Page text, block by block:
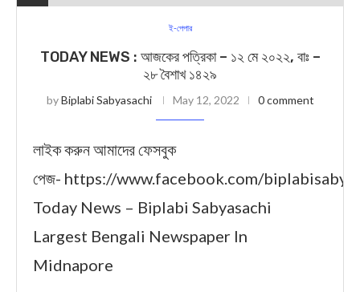
ই-পেপার
TODAY NEWS : আজকের পত্রিকা – ১২ মে ২০২২, বাঃ –
২৮ বৈশাখ ১৪২৯
byBiplabi Sabyasachi May 12, 2022 0 comment
লাইক করুন আমাদের ফেসবুক
পেজ- https://www.facebook.com/
Today News – Biplabi Sabyasachi
Largest Bengali Newspaper In
Midnapore